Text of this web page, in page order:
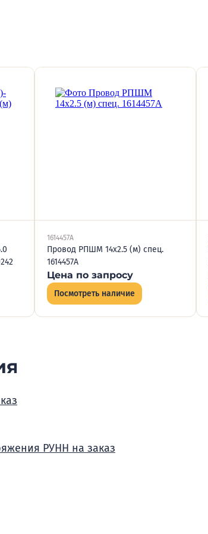
1614457А
Провод РПШМ 14х2.5 (м) спец.
1614457А
Цена по запросу
Посмотреть наличие
РУНН на заказ